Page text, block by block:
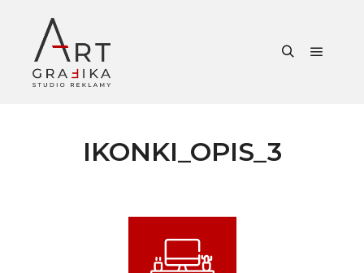
IKONKI_OPIS_3